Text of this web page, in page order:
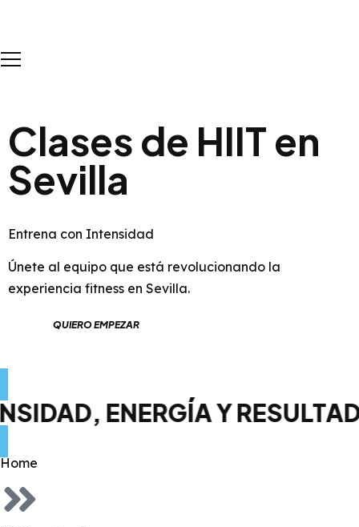
Clases de HIIT en
Sevilla
Entrena con Intensidad
Únete al equipo que está revolucionando la
experiencia fitness en Sevilla.
QUIERO EMPEZAR
ENERGÍA Y RESULTADOS
Home